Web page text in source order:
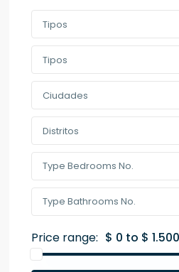
Tipos
Tipos
Ciudades
Distritos
Price range: $ 0 to $